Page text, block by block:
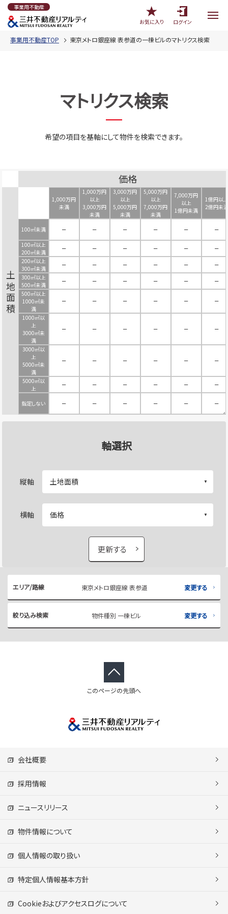
事業用不動産
お気に入り
ログイン
事業用不動産TOP 東京メトロ銀座線 表参道の一棟ビルのマトリクス検索
マトリクス検索
希望の項目を基軸にして物件を検索できます。
価格
土地面積
1,000万円
未満
1,000万円
以上
3,000万円
未満
3,000万円
以上
5,000万円
未満
5,000万円
以上
7,000万円
未満
7,000万円
以上
1億円未満
1億円以上
2億円未満
100㎡未満 － － － － －
－
100㎡以上
200㎡未満
－ － － － －
－
200㎡以上
300㎡未満
－ － － － －
－
300㎡以上
500㎡未満
－ － － － －
－
500㎡以上
1000㎡未
満
－ － － － － －
1000㎡以
上
3000㎡未
満
－ － － － － －
3000㎡以
上
5000㎡未
満
－ － － － － －
5000㎡以
上
－ － － － － －
指定しない － － － － － －
軸選択
縦軸
横軸
更新する
エリア/路線 東京メトロ銀座線 表参道 変更する
絞り込み検索 物件種別 一棟ビル 変更する
このページの先頭へ
会社概要
採用情報
ニュースリリース
物件情報について
個人情報の取り扱い
特定個人情報基本方針
Cookieおよびアクセスログについて